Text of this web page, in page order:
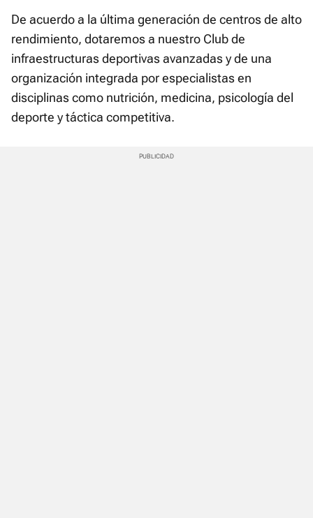
De acuerdo a la última generación de centros de alto
rendimiento, dotaremos a nuestro Club de
infraestructuras deportivas avanzadas y de una
organización integrada por especialistas en
disciplinas como nutrición, medicina, psicología del
deporte y táctica competitiva.